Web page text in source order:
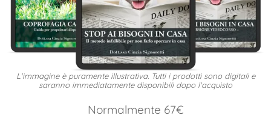
L'immagine è puramente illustrativa. Tutti i prodotti sono digitali e
saranno immediatamente disponibili dopo l'acquisto
Normalmente 67€